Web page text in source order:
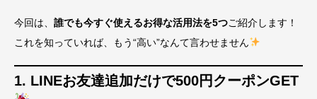
今回は、 誰でも今すぐ使えるお得な活用法を5つご紹介します！
これを知っていれば、もう“高い”なんて言わせません
1. LINEお友達追加だけで500円クーポンGET